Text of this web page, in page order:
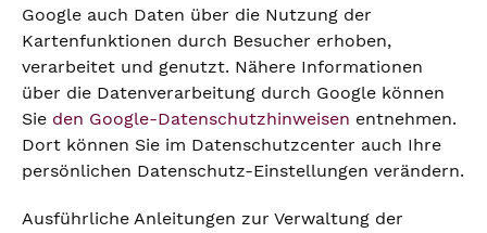
Google auch Daten über die Nutzung der
Kartenfunktionen durch Besucher erhoben,
verarbeitet und genutzt. Nähere Informationen
über die Datenverarbeitung durch Google können
Sie den Google-Datenschutzhinweisen entnehmen.
Dort können Sie im Datenschutzcenter auch Ihre
persönlichen Datenschutz-Einstellungen verändern.
Ausführliche Anleitungen zur Verwaltung der